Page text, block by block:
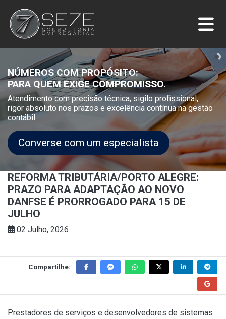
NÚMEROS COM PROPÓSITO:
PARA QUEM EXIGE COMPROMISSO.
Atendimento com precisão técnica, sigilo profissional,
rigor absoluto nos prazos e excelência contínua na gestão
contábil.
Converse com um especialista
REFORMA TRIBUTÁRIA/PORTO ALEGRE:
PRAZO PARA ADAPTAÇÃO AO NOVO
DANFSE É PRORROGADO PARA 15 DE
JULHO
02 Julho, 2026
Compartilhe:
Prestadores de serviços e desenvolvedores de sistemas